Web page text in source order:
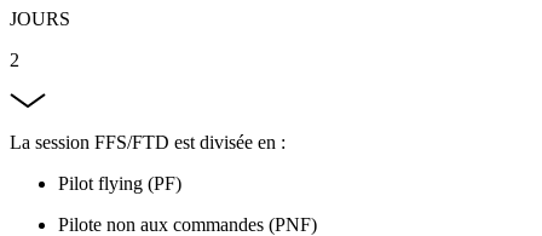
JOURS
2
La session FFS/FTD est divisée en :
Pilot flying (PF)
Pilote non aux commandes (PNF)